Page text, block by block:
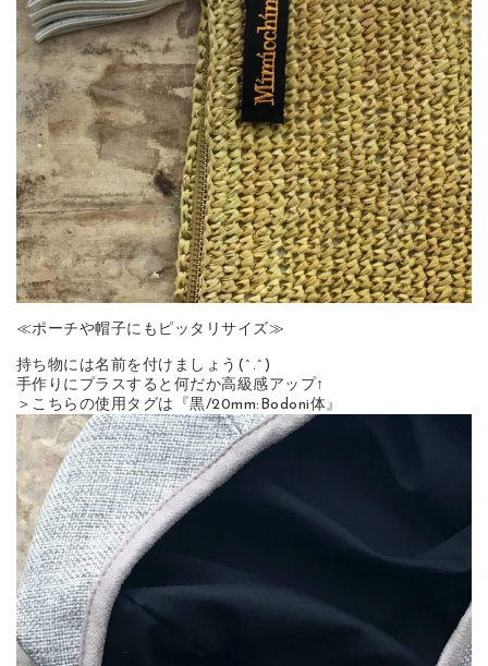
≪ポーチや帽子にもピッタリサイズ≫
持ち物には名前を付けましょう(^.^)
手作りにプラスすると何だか高級感アップ↑
＞こちらの使用タグは『黒/20mm:Bodoni体』